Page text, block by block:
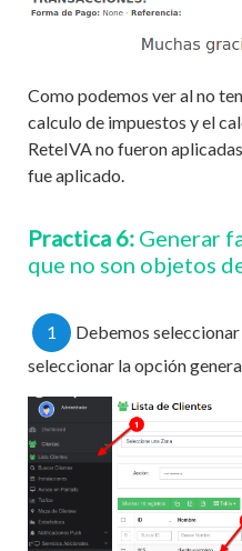
Como podemos ver al no
calculo de impuestos y el
ReteIVA no fueron
fue aplicado.
Practica 6: Generar
que no son objetos
1 Debemos
seleccionar la opción